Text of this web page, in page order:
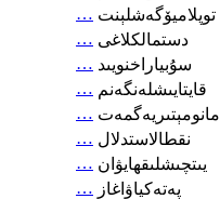
… توپلاميۆگەشلېنت
… دستمالکلاغی
… سۇبياراخنويىد
… قايتايىشلەنگەنم
… مانومېتىريەگمەت
… نقطالاستدلال
… يىتچىشلىقھايۋان
… پەتەكياۋاغاز